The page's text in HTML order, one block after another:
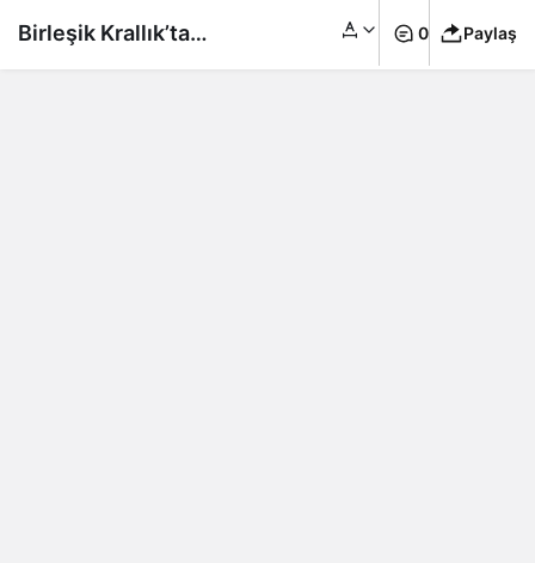
Birleşik Krallık’ta 0 Paylaş